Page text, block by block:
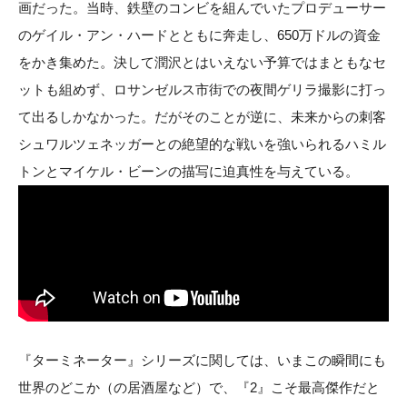
画だった。当時、鉄壁のコンビを組んでいたプロデューサー
のゲイル・アン・ハードとともに奔走し、650万ドルの資金
をかき集めた。決して潤沢とはいえない予算ではまともなセ
ットも組めず、ロサンゼルス市街での夜間ゲリラ撮影に打っ
て出るしかなかった。だがそのことが逆に、未来からの刺客
シュワルツェネッガーとの絶望的な戦いを強いられるハミル
トンとマイケル・ビーンの描写に迫真性を与えている。
『ターミネーター』シリーズに関しては、いまこの瞬間にも
世界のどこか（の居酒屋など）で、『2』こそ最高傑作だと